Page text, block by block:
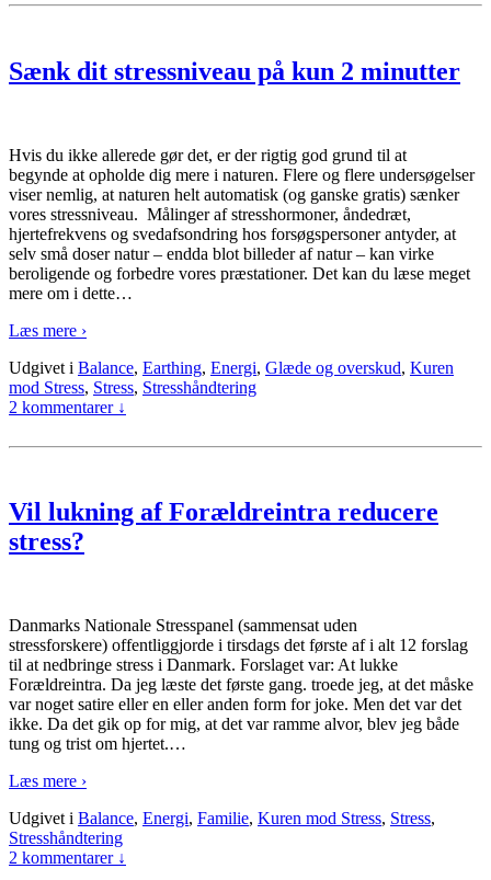
Sænk dit stressniveau på kun 2 minutter
Hvis du ikke allerede gør det, er der rigtig god grund til at
begynde at opholde dig mere i naturen. Flere og flere undersøgelser
viser nemlig, at naturen helt automatisk (og ganske gratis) sænker
vores stressniveau. Målinger af stresshormoner, åndedræt,
hjertefrekvens og svedafsondring hos forsøgspersoner antyder, at
selv små doser natur – endda blot billeder af natur – kan virke
beroligende og forbedre vores præstationer. Det kan du læse meget
mere om i dette…
Læs mere ›
Udgivet i Balance, Earthing, Energi, Glæde og overskud, Kuren
mod Stress, Stress, Stresshåndtering
2 kommentarer ↓
Vil lukning af Forældreintra reducere
stress?
Danmarks Nationale Stresspanel (sammensat uden
stressforskere) offentliggjorde i tirsdags det første af i alt 12 forslag
til at nedbringe stress i Danmark. Forslaget var: At lukke
Forældreintra. Da jeg læste det første gang. troede jeg, at det måske
var noget satire eller en eller anden form for joke. Men det var det
ikke. Da det gik op for mig, at det var ramme alvor, blev jeg både
tung og trist om hjertet.…
Læs mere ›
Udgivet i Balance, Energi, Familie, Kuren mod Stress, Stress,
Stresshåndtering
2 kommentarer ↓